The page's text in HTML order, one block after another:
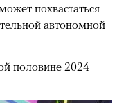
похвастаться
автономной
половине 2024